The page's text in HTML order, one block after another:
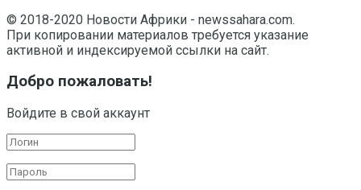
© 2018-2020 Новости Африки - newssahara.com.
При копировании материалов требуется указание
активной и индексируемой ссылки на сайт.
Добро пожаловать!
Войдите в свой аккаунт